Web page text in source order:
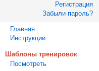
Регистрация
Забыли пароль?
Главная
Инструкции
Шаблоны тренировок
Посмотреть